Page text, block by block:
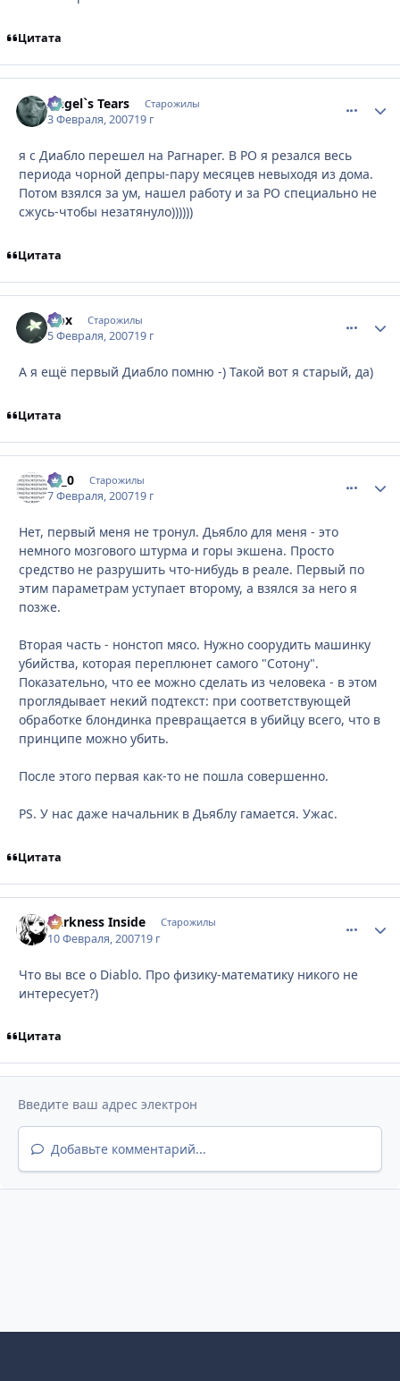
Цитата
Angel`s Tears Старожилы
3 Февраля, 200719 г
я с Диабло перешел на Рагнарег. В РО я резался весь
периода чорной депры-пару месяцев невыходя из дома.
Потом взялся за ум, нашел работу и за РО специально не
сжусь-чтобы незатянуло))))))
Цитата
Nox Старожилы
5 Февраля, 200719 г
А я ещё первый Диабло помню -) Такой вот я старый, да)
Цитата
Le_0 Старожилы
7 Февраля, 200719 г
Нет, первый меня не тронул. Дьябло для меня - это
немного мозгового штурма и горы экшена. Просто
средство не разрушить что-нибудь в реале. Первый по
этим параметрам уступает второму, а взялся за него я
позже.
Вторая часть - нонстоп мясо. Нужно соорудить машинку
убийства, которая переплюнет самого "Сотону".
Показательно, что ее можно сделать из человека - в этом
проглядывает некий подтекст: при соответствующей
обработке блондинка превращается в убийцу всего, что в
принципе можно убить.
После этого первая как-то не пошла совершенно.
PS. У нас даже начальник в Дьяблу гамается. Ужас.
Цитата
Darkness Inside Старожилы
10 Февраля, 200719 г
Что вы все о Diablo. Про физику-математику никого не
интересует?)
Цитата
Добавьте комментарий...